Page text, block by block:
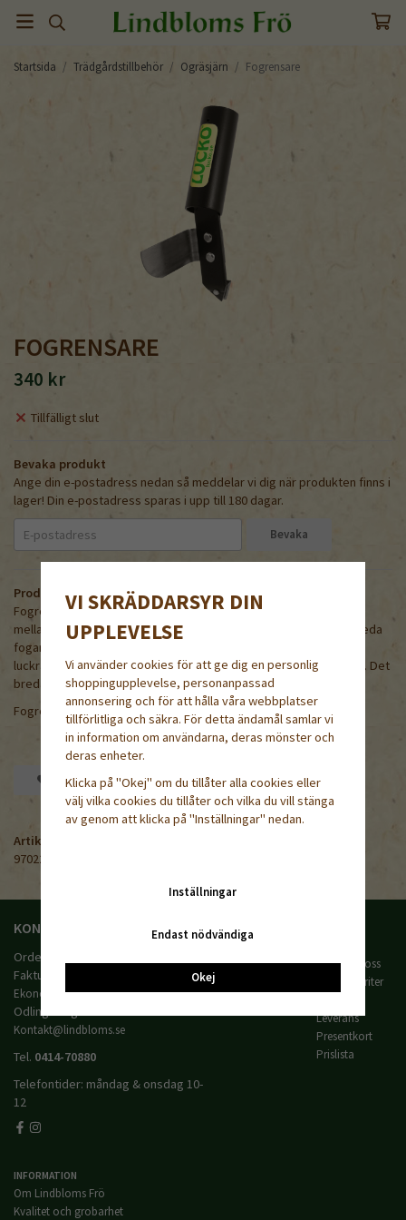
Startsida / Trädgårdstillbehör / Ogräsjärn / Fogrensare
FOGRENSARE
340 kr
Tillfälligt slut
Bevaka produkt
Ange din e-postadress nedan så meddelar vi dig när produkten finns i
lager! Din e-postadress sparas i upp till 180 dagar.
Bevaka
Produktbeskrivning:
Fogrensaren är ett bra och effektivt redskap för att rensa ogräs
mellan plattor i trädgården. Fogrensaren har två skär för olika breda
fogar. Det tunna skäret används i smala fogar men också för att
luckra upp material i de breda fogarna innan du drar loss ogräset. Det
breda skäret är väldigt effektiv för att rensa bort mossa.
Fogrensaren har slitstarka material i skären.
Spara som favorit
Artikelnummer:
970220
KONTAKTA OSS
Orderfrågor:
Fakturafrågor:
Ekonomi@lindbloms.se
Odlingsfrågor:
Kontakt@lindbloms.se
Tel. 0414-70880
Telefontider: måndag & onsdag 10-
12
Kontakta oss
Mina favoriter
Leverans
Presentkort
Prislista
INFORMATION
Om Lindbloms Frö
Kvalitet och grobarhet
VI SKRÄDDARSYR DIN
UPPLEVELSE
Vi använder cookies för att ge dig en personlig
shoppingupplevelse, personanpassad
annonsering och för att hålla våra webbplatser
tillförlitliga och säkra. För detta ändamål samlar vi
in information om användarna, deras mönster och
deras enheter.
Klicka på "Okej" om du tillåter alla cookies eller
välj vilka cookies du tillåter och vilka du vill stänga
av genom att klicka på "Inställningar" nedan.
Inställningar
Endast nödvändiga
Okej